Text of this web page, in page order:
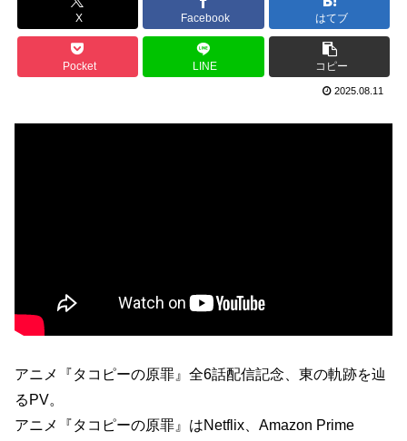
X Facebook はてブ
Pocket LINE コピー
2025.08.11
アニメ『タコピーの原罪』全6話配信記念、東の軌跡を辿
るPV。
アニメ『タコピーの原罪』はNetflix、Amazon Prime